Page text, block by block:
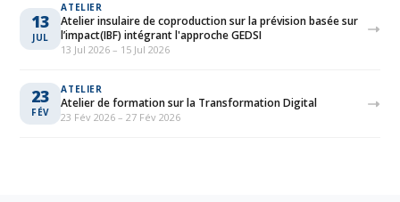
13
JUL
ATELIER
Atelier insulaire de coproduction sur la prévision basée sur
l’impact(IBF) intégrant l'approche GEDSI
13 Jul 2026 – 15 Jul 2026
23
FÉV
ATELIER
Atelier de formation sur la Transformation Digital
23 Fév 2026 – 27 Fév 2026